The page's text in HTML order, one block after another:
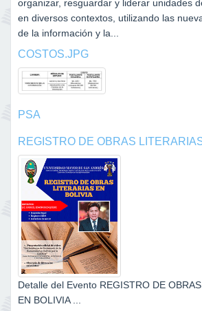
organizar, resguardar y liderar unidades
en diversos contextos, utilizando las
de la información y la...
COSTOS.JPG
PSA
REGISTRO DE OBRAS
Detalle del Evento REGISTRO DE
EN BOLIVIA ...